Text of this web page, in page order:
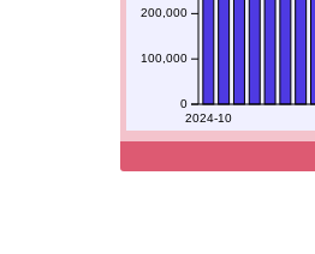
2024-10
0
100,000
200,000